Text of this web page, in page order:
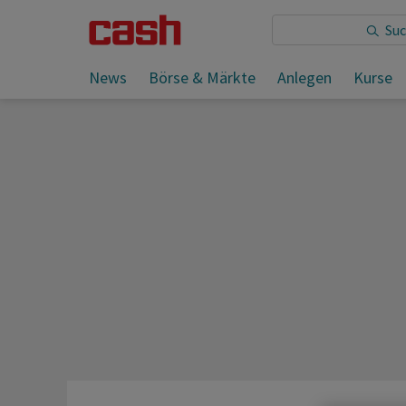
News Börse & Märkte Anlegen Kurse
Sie lesen: